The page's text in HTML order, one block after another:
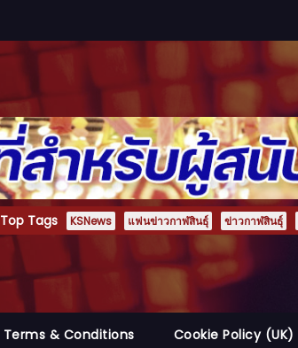
Top Tags KSNews แฟนข่าวกาฬสินธุ์ ข่าวกาฬสินธุ์
Terms & Conditions Cookie Policy (UK)